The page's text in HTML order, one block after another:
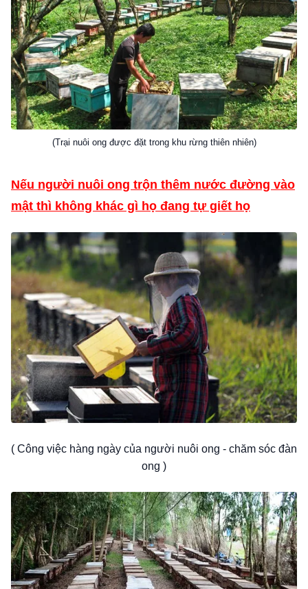
(Trại nuôi ong được đặt trong khu rừng thiên nhiên)
Nếu người nuôi ong trộn thêm nước đường vào
mật thì không khác gì họ đang tự giết họ
( Công việc hàng ngày của người nuôi ong - chăm sóc đàn
ong )